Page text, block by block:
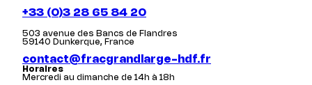
+33 (0)3 28 65 84 20
503 avenue des Bancs de Flandres
59140 Dunkerque, France
contact@fracgrandlarge-hdf.fr
Horaires
Mercredi au dimanche de 14h à 18h